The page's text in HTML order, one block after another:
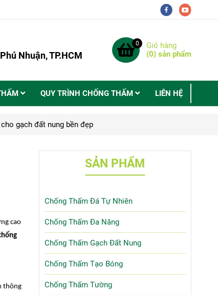
Nhuận, TP.HCM
0
Giỏ hàng
(0) sản phẩm
QUY TRÌNH CHỐNG THẤM LIÊN HỆ
gạch đất nung bền đẹp
cao
thông
SẢN PHẨM
Chống Thấm Đá Tự Nhiên
Chống Thấm Đa Năng
Chống Thấm Gạch Đất Nung
Chống Thấm Tạo Bóng
Chống Thấm Tường